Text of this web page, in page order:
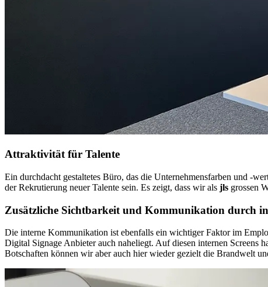
Attraktivität für Talente
Ein durchdacht gestaltetes Büro, das die Unternehmensfarben und -
der Rekrutierung neuer Talente sein. Es zeigt, dass wir als jls grossen
Zusätzliche Sichtbarkeit und Kommunikation durch
Die interne Kommunikation ist ebenfalls ein wichtiger Faktor im
Digital Signage Anbieter auch naheliegt. Auf diesen internen Screens
Botschaften können wir aber auch hier wieder gezielt die Brandwelt